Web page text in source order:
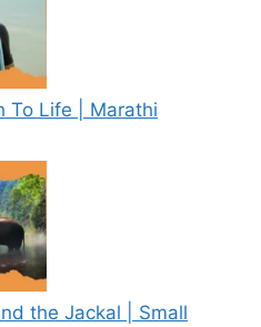
To Life | Marathi
the Jackal | Small